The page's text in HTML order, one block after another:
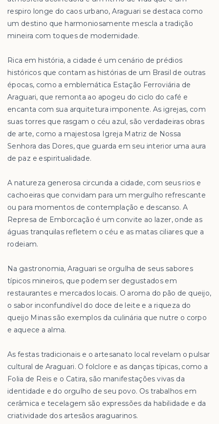
respiro longe do caos urbano, Araguari se destaca como
um destino que harmoniosamente mescla a tradição
mineira com toques de modernidade.
Rica em história, a cidade é um cenário de prédios
históricos que contam as histórias de um Brasil de outras
épocas, como a emblemática Estação Ferroviária de
Araguari, que remonta ao apogeu do ciclo do café e
encanta com sua arquitetura imponente. As igrejas, com
suas torres que rasgam o céu azul, são verdadeiras obras
de arte, como a majestosa Igreja Matriz de Nossa
Senhora das Dores, que guarda em seu interior uma aura
de paz e espiritualidade.
A natureza generosa circunda a cidade, com seus rios e
cachoeiras que convidam para um mergulho refrescante
ou para momentos de contemplação e descanso. A
Represa de Emborcação é um convite ao lazer, onde as
águas tranquilas refletem o céu e as matas ciliares que a
rodeiam.
Na gastronomia, Araguari se orgulha de seus sabores
típicos mineiros, que podem ser degustados em
restaurantes e mercados locais. O aroma do pão de queijo,
o sabor inconfundível do doce de leite e a riqueza do
queijo Minas são exemplos da culinária que nutre o corpo
e aquece a alma.
As festas tradicionais e o artesanato local revelam o pulsar
cultural de Araguari. O folclore e as danças típicas, como a
Folia de Reis e o Catira, são manifestações vivas da
identidade e do orgulho de seu povo. Os trabalhos em
cerâmica e tecelagem são expressões da habilidade e da
criatividade dos artesãos araguarinos.